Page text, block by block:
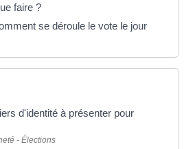
faire ?
se déroule le vote le jour
d'identité à présenter pour
- Élections